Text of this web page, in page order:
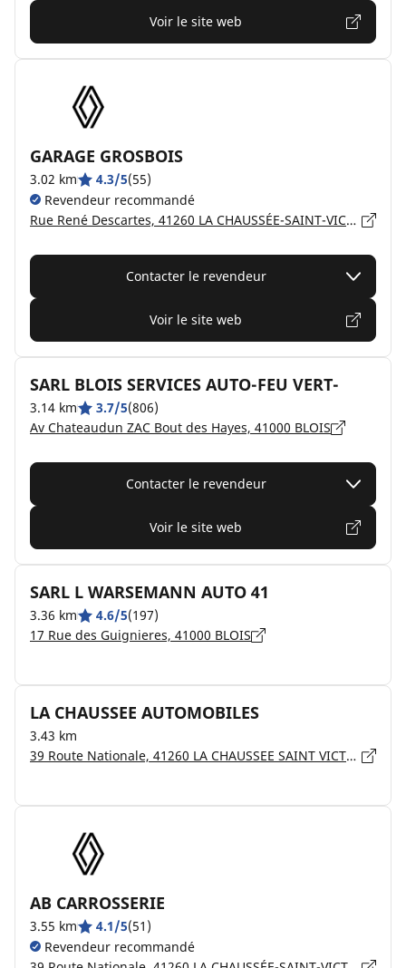
Voir le site web
GARAGE GROSBOIS
3.02 km 4.3/5(55)
Revendeur recommandé
Rue René Descartes, 41260 LA CHAUSSÉE-SAINT-VICTOR
Contacter le revendeur
Voir le site web
SARL BLOIS SERVICES AUTO-FEU VERT-
3.14 km 3.7/5(806)
Av Chateaudun ZAC Bout des Hayes, 41000 BLOIS
Contacter le revendeur
Voir le site web
SARL L WARSEMANN AUTO 41
3.36 km 4.6/5(197)
17 Rue des Guignieres, 41000 BLOIS
LA CHAUSSEE AUTOMOBILES
3.43 km
39 Route Nationale, 41260 LA CHAUSSEE SAINT VICTOR
AB CARROSSERIE
3.55 km 4.1/5(51)
Revendeur recommandé